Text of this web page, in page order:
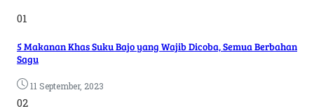
01
5 Makanan Khas Suku Bajo yang Wajib Dicoba, Semua Berbahan
Sagu
11 September, 2023
02